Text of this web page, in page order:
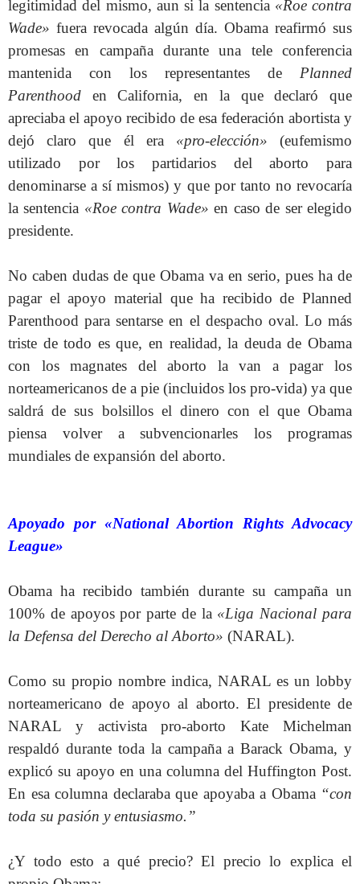
legitimidad del mismo, aun si la sentencia «Roe contra
Wade» fuera revocada algún día. Obama reafirmó sus
promesas en campaña durante una tele conferencia
mantenida con los representantes de Planned
Parenthood en California, en la que declaró que
apreciaba el apoyo recibido de esa federación abortista y
dejó claro que él era «pro-elección» (eufemismo
utilizado por los partidarios del aborto para
denominarse a sí mismos) y que por tanto no revocaría
la sentencia «Roe contra Wade» en caso de ser elegido
presidente.
No caben dudas de que Obama va en serio, pues ha de
pagar el apoyo material que ha recibido de Planned
Parenthood para sentarse en el despacho oval. Lo más
triste de todo es que, en realidad, la deuda de Obama
con los magnates del aborto la van a pagar los
norteamericanos de a pie (incluidos los pro-vida) ya que
saldrá de sus bolsillos el dinero con el que Obama
piensa volver a subvencionarles los programas
mundiales de expansión del aborto.
Apoyado por «National Abortion Rights Advocacy
League»
Obama ha recibido también durante su campaña un
100% de apoyos por parte de la «Liga Nacional para
la Defensa del Derecho al Aborto» (NARAL).
Como su propio nombre indica, NARAL es un lobby
norteamericano de apoyo al aborto. El presidente de
NARAL y activista pro-aborto Kate Michelman
respaldó durante toda la campaña a Barack Obama, y
explicó su apoyo en una columna del Huffington Post.
En esa columna declaraba que apoyaba a Obama “con
toda su pasión y entusiasmo.”
¿Y todo esto a qué precio? El precio lo explica el